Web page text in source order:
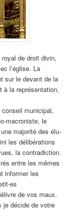
de droit divin,
l’église. La
sur le devant de la
à la représentation,
municipal,
macroniste, le
majorité des élu-
les délibérations
la contradiction.
entre les mêmes
informer les
es
de vos maux.
je décide de votre